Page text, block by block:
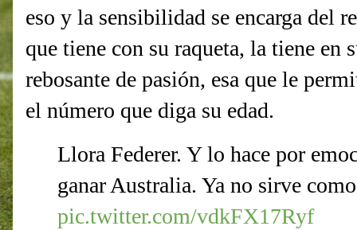
eso y la sensibilidad se encarga del
que tiene con su raqueta, la tiene en
rebosante de pasión, esa que le
el número que diga su edad.
Llora Federer. Y lo hace por
ganar Australia. Ya no sirve
pic.twitter.com/vdkFX17Ryf